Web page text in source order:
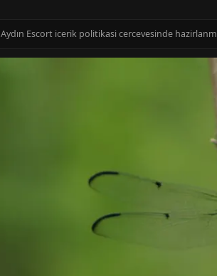
Aydın Escort icerik politikasi cercevesinde